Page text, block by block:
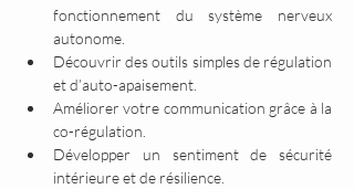
fonctionnement du système nerveux
autonome.
Découvrir des outils simples de régulation
et d’auto-apaisement.
Améliorer votre communication grâce à la
co-régulation.
Développer un sentiment de sécurité
intérieure et de résilience.